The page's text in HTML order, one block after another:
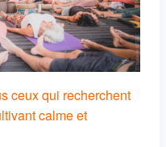
ceux qui recherchent
calme et